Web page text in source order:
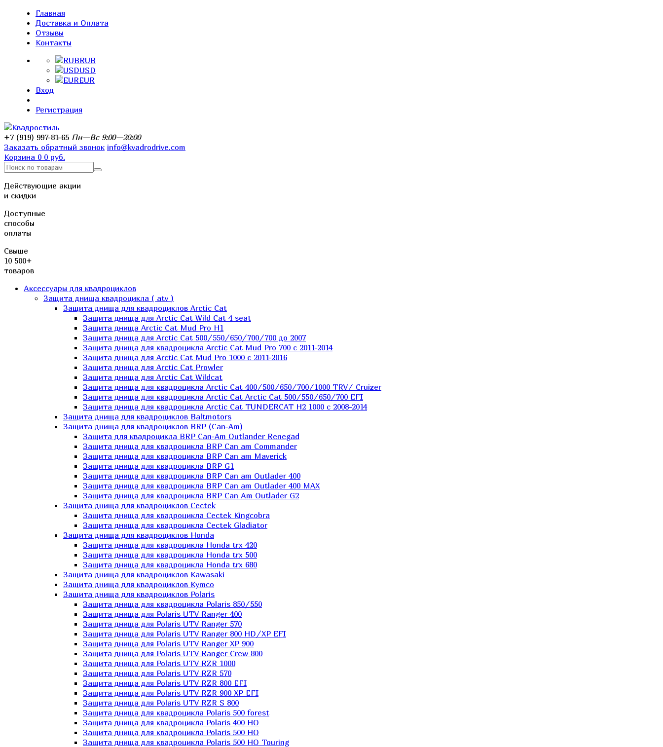
Главная
Доставка и Оплата
Отзывы
Контакты
RUB
USD
EUR
Вход
Регистрация
+7 (919) 997-81-65 Пн—Вс 9:00—20:00
Заказать обратный звонок info@kvadrodrive.com
Корзина 0 0 руб.
Действующие акции
и скидки
Доступные
способы
оплаты
Свыше
10 500+
товаров
Аксессуары для квадроциклов
Защита днища квадроцикла ( atv )
Защита днища для квадроциклов Arctic Cat
Защита днища для Arctic Cat Wild Cat 4 seat
Защита днища Arctic Cat Mud Pro H1
Защита днища для Arctic Cat 500/550/650/700/700 до 2007
Защита днища для квадроцикла Arctic Cat Mud Pro 700 с 2011-2014
Защита днища для Arctic Cat Mud Pro 1000 c 2011-2016
Защита днища для Arctic Cat Prowler
Защита днища для Arctic Cat Wildcat
Защита днища для квадроцикла Arctic Cat 400/500/650/700/1000 TRV/ Cruizer
Защита днища для квадроцикла Arctic Cat Arctic Cat 500/550/650/700 EFI
Защита днища для квадроцикла Arctic Cat TUNDERCAT H2 1000 c 2008-2014
Защита днища для квадроциклов Baltmotors
Защита днища для квадроциклов BRP (Can-Am)
Защита для квадроцикла BRP Can-Am Outlander Renegad
Защита днища для квадроцикла BRP Can am Commander
Защита днища для квадроцикла BRP Can am Maverick
Защита днища для квадроцикла BRP G1
Защита днища для квадроцикла BRP Can am Outlader 400
Защита днища для квадроцикла BRP Can am Outlader 400 MAX
Защита днища для квадроцикла BRP Can Аm Outlader G2
Защита днища для квадроциклов Cectek
Защита днища для квадроцикла Cectek Kingcobra
Защита днища для квадроцикла Cectek Gladiator
Защита днища для квадроциклов Honda
Защита днища для квадроцикла Honda trx 420
Защита днища для квадроцикла Honda trx 500
Защита днища для квадроцикла Honda trx 680
Защита днища для квадроциклов Kawasaki
Защита днища для квадроциклов Kymco
Защита днища для квадроциклов Polaris
Защита днища для квадроцикла Polaris 850/550
Защита днища для Polaris UTV Ranger 400
Защита днища для Polaris UTV Ranger 570
Защита днища для Polaris UTV Ranger 800 HD/XP EFI
Защита днища для Polaris UTV Ranger XP 900
Защита днища для Polaris UTV Ranger Сrew 800
Защита днища для Polaris UTV RZR 1000
Защита днища для Polaris UTV RZR 570
Защита днища для Polaris UTV RZR 800 EFI
Защита днища для Polaris UTV RZR 900 XP EFI
Защита днища для Polaris UTV RZR S 800
Защита днища для квадроцикла Polaris 500 forest
Защита днища для квадроцикла Polaris 400 HO
Защита днища для квадроцикла Polaris 500 HO
Защита днища для квадроцикла Polaris 500 HO Touring